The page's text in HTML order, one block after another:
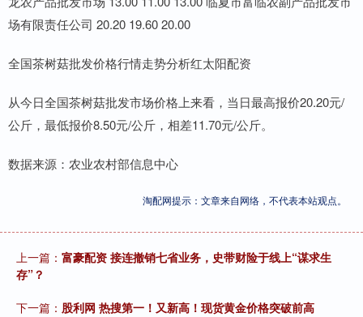
场有限责任公司 20.20 19.60 20.00
全国茶树菇批发价格行情走势分析红太阳配资
从今日全国茶树菇批发市场价格上来看，当日最高报价20.20元/
公斤，最低报价8.50元/公斤，相差11.70元/公斤。
数据来源：农业农村部信息中心
淘配网提示：文章来自网络，不代表本站观点。
上一篇： 富豪配资 接连撤销七省业务，史带财险于线上“谋求生
存”？
下一篇： 股利网 热搜第一！又新高！现货黄金价格突破前高